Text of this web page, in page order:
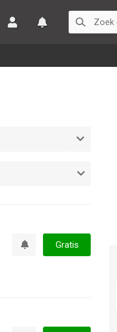
Gratis